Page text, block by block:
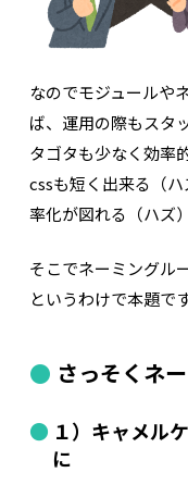
なのでモジュールや
ば、運用の際もスタ
タゴタも少なく効率
cssも短く出来る（
率化が図れる（ハズ
そこでネーミングル
というわけで本題です
さっそくネ
１）キャメル
に